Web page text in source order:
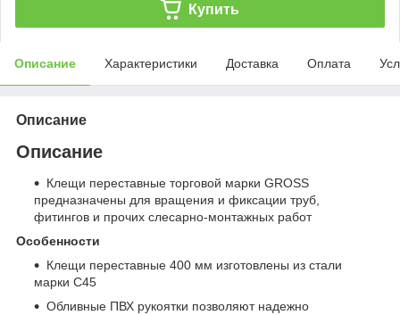
Купить
Описание Характеристики Доставка Оплата
Описание
Описание
Клещи переставные торговой марки GROSS
предназначены для вращения и фиксации труб,
фитингов и прочих слесарно-монтажных работ
Особенности
Клещи переставные 400 мм изготовлены из стали
марки С45
Обливные ПВХ рукоятки позволяют надежно